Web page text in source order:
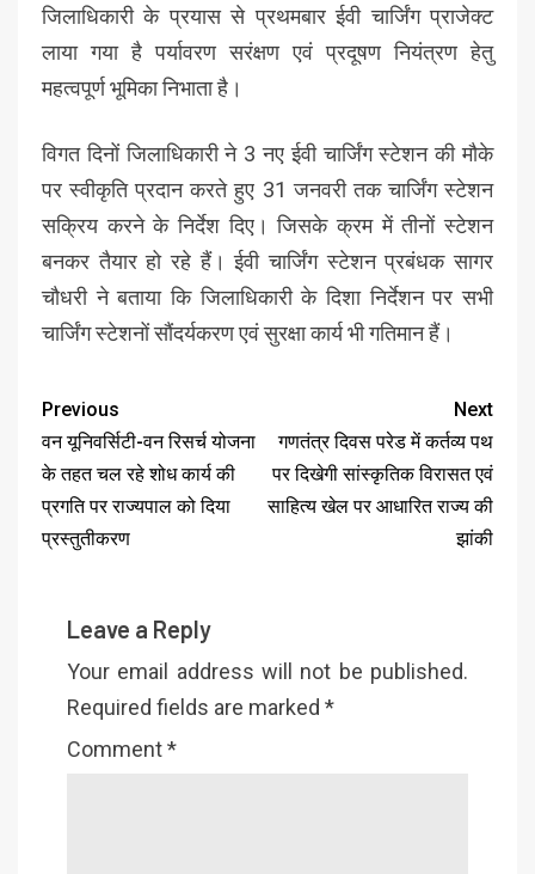
जिलाधिकारी के प्रयास से प्रथमबार ईवी चार्जिंग प्राजेक्ट
लाया गया है पर्यावरण सरंक्षण एवं प्रदूषण नियंत्रण हेतु
महत्वपूर्ण भूमिका निभाता है।
विगत दिनों जिलाधिकारी ने 3 नए ईवी चार्जिंग स्टेशन की मौके
पर स्वीकृति प्रदान करते हुए 31 जनवरी तक चार्जिंग स्टेशन
सक्रिय करने के निर्देश दिए। जिसके क्रम में तीनों स्टेशन
बनकर तैयार हो रहे हैं। ईवी चार्जिंग स्टेशन प्रबंधक सागर
चौधरी ने बताया कि जिलाधिकारी के दिशा निर्देशन पर सभी
चार्जिंग स्टेशनों सौंदर्यकरण एवं सुरक्षा कार्य भी गतिमान हैं।
Previous
वन यूनिवर्सिटी-वन रिसर्च योजना
के तहत चल रहे शोध कार्य की
प्रगति पर राज्यपाल को दिया
प्रस्तुतीकरण
Next
गणतंत्र दिवस परेड में कर्तव्य पथ
पर दिखेगी सांस्कृतिक विरासत एवं
साहित्य खेल पर आधारित राज्य की
झांकी
Leave a Reply
Your email address will not be published.
Required fields are marked *
Comment*